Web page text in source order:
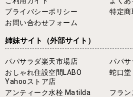
プライバシーポリシー
特定商
お問い合わせフォーム
姉妹サイト （外部サイト）
パパサラダ楽天市場店
パパ
おしゃれ住設空間LABO
Yahooストア店
蛇口堂
アンティーク水栓 Matilda
フラ